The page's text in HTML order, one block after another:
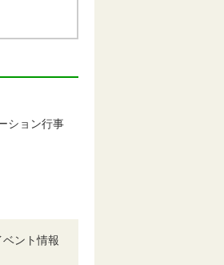
ション行事
ント情報